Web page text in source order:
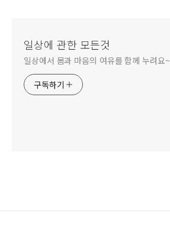
일상에 관한 모든것
일상에서 몸과 마음의 여유를 함께 누려요~
구독하기